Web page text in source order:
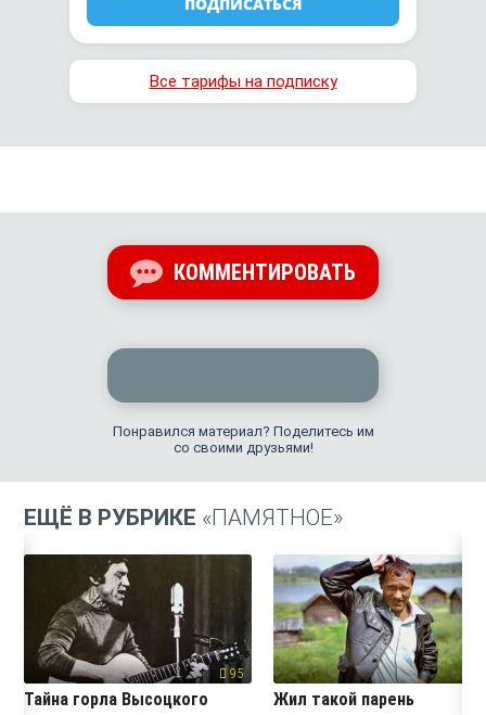
Все тарифы на подписку
КОММЕНТИРОВАТЬ
Понравился материал? Поделитесь им
со своими друзьями!
ЕЩЁ В РУБРИКЕ «ПАМЯТНОЕ»
95
Тайна горла Высоцкого Жил такой парень